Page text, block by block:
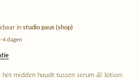
instudio paus (shop)
4 dagen
het midden houdt tussen serum & lotion: